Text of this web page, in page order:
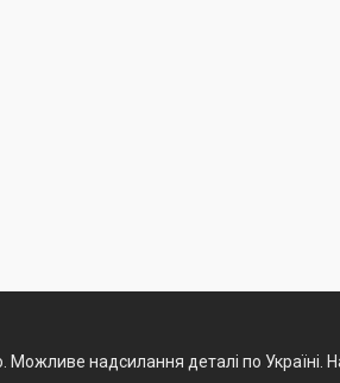
надсилання деталі по